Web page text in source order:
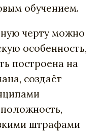
обучением.
черту можно
особенность,
построена на
создаёт
штрафами